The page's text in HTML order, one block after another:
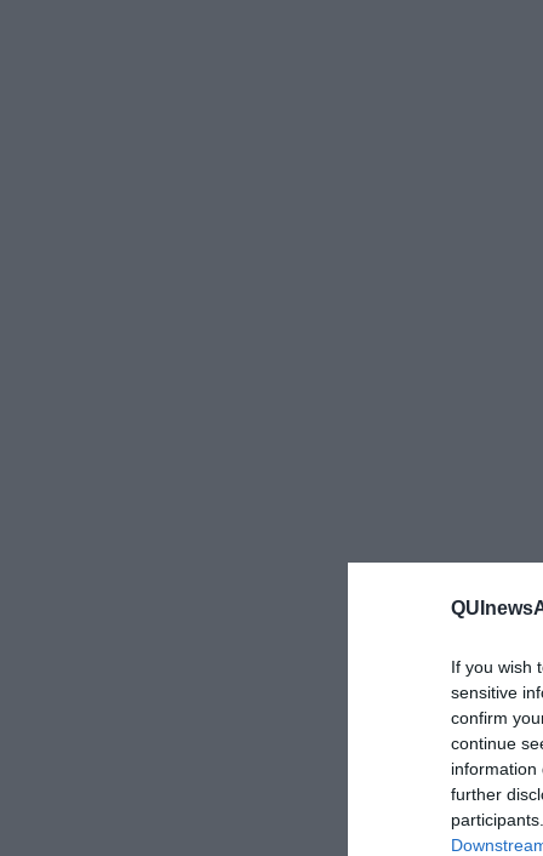
If you wish
sensitive
confirm
continue
information
further